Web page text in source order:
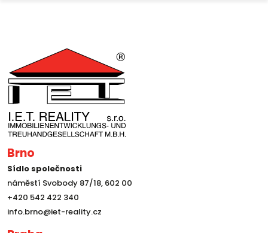
Brno
Sídlo společnosti
náměstí Svobody 87/18, 602 00
+420 542 422 340
info.brno@iet-reality.cz